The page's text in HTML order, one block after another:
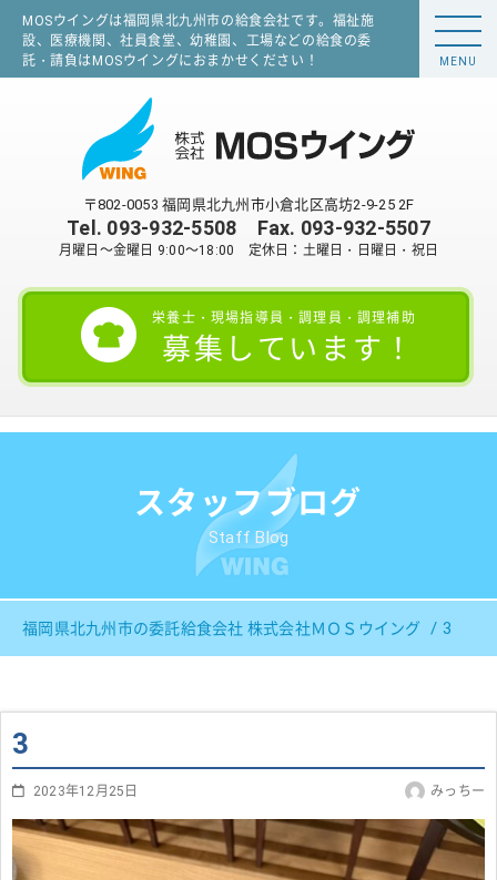
MOSウイングは福岡県北九州市の給食会社です。福祉施
設、医療機関、社員食堂、幼稚園、工場などの給食の委
託・請負はMOSウイングにおまかせください！
〒802-0053 福岡県北九州市小倉北区高坊2-9-25 2F
Tel. 093-932-5508 Fax. 093-932-5507
月曜日～金曜日 9:00～18:00 定休日：土曜日・日曜日・祝日
栄養士・現場指導員・調理員・調理補助
募集しています！
MENU
スタッフブログ
Staff Blog
福岡県北九州市の委託給食会社 株式会社ＭＯＳウイング 3
3
2023年12月25日 みっちー